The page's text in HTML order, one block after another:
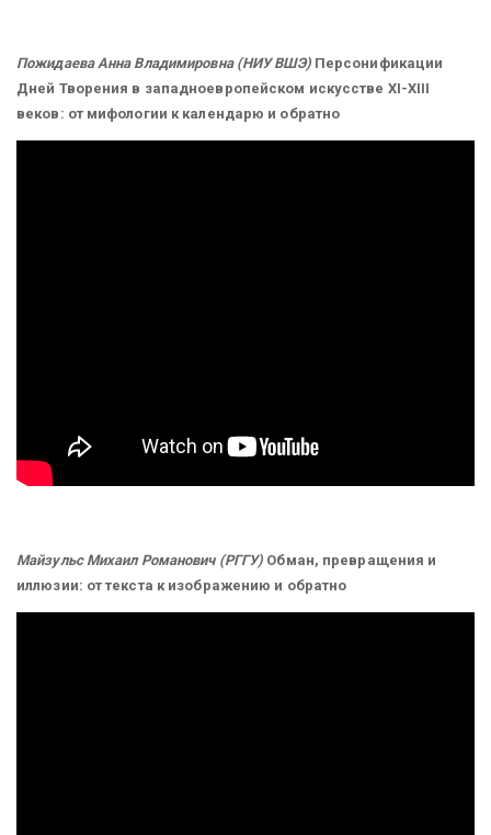
Пожидаева Анна Владимировна (НИУ ВШЭ) Персонификации
Дней Творения в западноевропейском искусстве XI-XIII
веков: от мифологии к календарю и обратно
Майзульс Михаил Романович (РГГУ) Обман, превращения и
иллюзии: от текста к изображению и обратно